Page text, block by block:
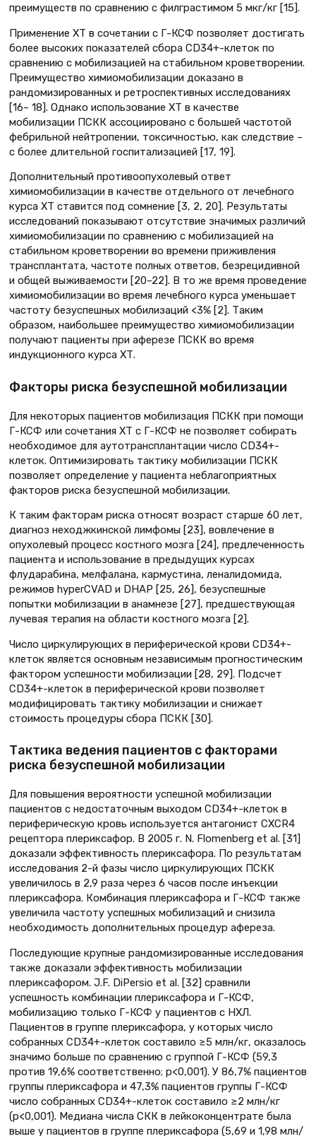
преимуществ по сравнению с филграстимом 5 мкг/кг [15].
Применение ХТ в сочетании с Г-КСФ позволяет достигать
более высоких показателей сбора CD34+-клеток по
сравнению с мобилизацией на стабильном кроветворении.
Преимущество химиомобилизации доказано в
рандомизированных и ретроспективных исследованиях
[16– 18]. Однако использование ХТ в качестве
мобилизации ПСКК ассоциировано с большей частотой
фебрильной нейтропении, токсичностью, как следствие –
с более длительной госпитализацией [17, 19].
Дополнительный противоопухолевый ответ
химиомобилизации в качестве отдельного от лечебного
курса ХТ ставится под сомнение [3, 2, 20]. Результаты
исследований показывают отсутствие значимых различий
химиомобилизации по сравнению с мобилизацией на
стабильном кроветворении во времени приживления
трансплантата, частоте полных ответов, безрецидивной
и общей выживаемости [20–22]. В то же время проведение
химиомобилизации во время лечебного курса уменьшает
частоту безуспешных мобилизаций <3% [2]. Таким
образом, наибольшее преимущество химиомобилизации
получают пациенты при аферезе ПСКК во время
индукционного курса ХТ.
Факторы риска безуспешной мобилизации
Для некоторых пациентов мобилизация ПСКК при помощи
Г-КСФ или сочетания ХТ с Г-КСФ не позволяет собирать
необходимое для аутотрансплантации число CD34+-
клеток. Оптимизировать тактику мобилизации ПСКК
позволяет определение у пациента неблагоприятных
факторов риска безуспешной мобилизации.
К таким факторам риска относят возраст старше 60 лет,
диагноз неходжкинской лимфомы [23], вовлечение в
опухолевый процесс костного мозга [24], предлеченность
пациента и использование в предыдущих курсах
флударабина, мелфалана, кармустина, леналидомида,
режимов hyperCVAD и DHAP [25, 26], безуспешные
попытки мобилизации в анамнезе [27], предшествующая
лучевая терапия на области костного мозга [2].
Число циркулирующих в периферической крови CD34+-
клеток является основным независимым прогностическим
фактором успешности мобилизации [28, 29]. Подсчет
CD34+-клеток в периферической крови позволяет
модифицировать тактику мобилизации и снижает
стоимость процедуры сбора ПСКК [30].
Тактика ведения пациентов с факторами
риска безуспешной мобилизации
Для повышения вероятности успешной мобилизации
пациентов с недостаточным выходом CD34+-клеток в
периферическую кровь используется антагонист CXCR4
рецептора плериксафор. В 2005 г. N. Flomenberg et al. [31]
доказали эффективность плериксафора. По результатам
исследования 2-й фазы число циркулирующих ПСКК
увеличилось в 2,9 раза через 6 часов после инъекции
плериксафора. Комбинация плериксафора и Г-КСФ также
увеличила частоту успешных мобилизаций и снизила
необходимость дополнительных процедур афереза.
Последующие крупные рандомизированные исследования
также доказали эффективность мобилизации
плериксафором. J.F. DiPersio et al. [32] сравнили
успешность комбинации плериксафора и Г-КСФ,
мобилизацию только Г-КСФ у пациентов с НХЛ.
Пациентов в группе плериксафора, у которых число
собранных CD34+-клеток составило ≥5 млн/кг, оказалось
значимо больше по сравнению с группой Г-КСФ (59,3
против 19,6% соответственно; р<0,001). У 86,7% пациентов
группы плериксафора и 47,3% пациентов группы Г-КСФ
число собранных CD34+-клеток составило ≥2 млн/кг
(р<0,001). Медиана числа СКК в лейкоконцентрате была
выше у пациентов в группе плериксафора (5,69 и 1,98 млн/